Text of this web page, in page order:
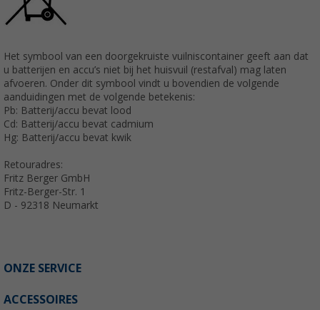
Het symbool van een doorgekruiste vuilniscontainer geeft aan dat
u batterijen en accu’s niet bij het huisvuil (restafval) mag laten
afvoeren. Onder dit symbool vindt u bovendien de volgende
aanduidingen met de volgende betekenis:
Pb: Batterij/accu bevat lood
Cd: Batterij/accu bevat cadmium
Hg: Batterij/accu bevat kwik
Retouradres:
Fritz Berger GmbH
Fritz-Berger-Str. 1
D - 92318 Neumarkt
ONZE SERVICE
ACCESSOIRES